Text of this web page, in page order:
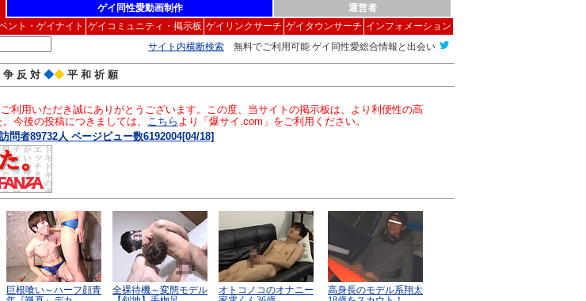
ゲイ同性愛動画制作
運営者
ント・ゲイナイト ゲイコミュニティ・掲示板 ゲイリンクサーチ ゲイタウンサーチ インフォメーション
サイト内横断検索 無料でご利用可能 ゲイ同性愛総合情報と出会い
争 反 対 ◆◆ 平 和 祈 願
利用いただき誠にありがとうございます。この度、当サイトの掲示板は、より利便性の高
今後の投稿につきましては、 こちら より「爆サイ.com」をご利用ください。
問者89732人 ページビュー数6192004[04/18]